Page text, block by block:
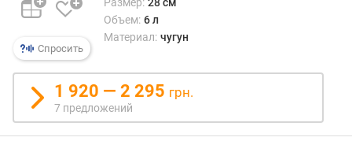
Спросить
Размер: 28 см
Объем: 6 л
Материал: чугун
1 920 — 2 295 грн.
7 предложений